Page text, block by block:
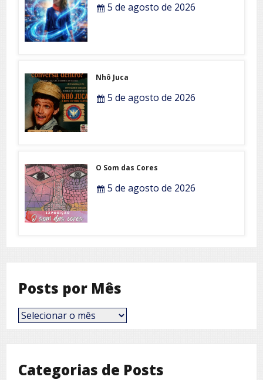
5 de agosto de 2026
Nhô Juca
5 de agosto de 2026
O Som das Cores
5 de agosto de 2026
Posts por Mês
Posts
por
Categorias de Posts